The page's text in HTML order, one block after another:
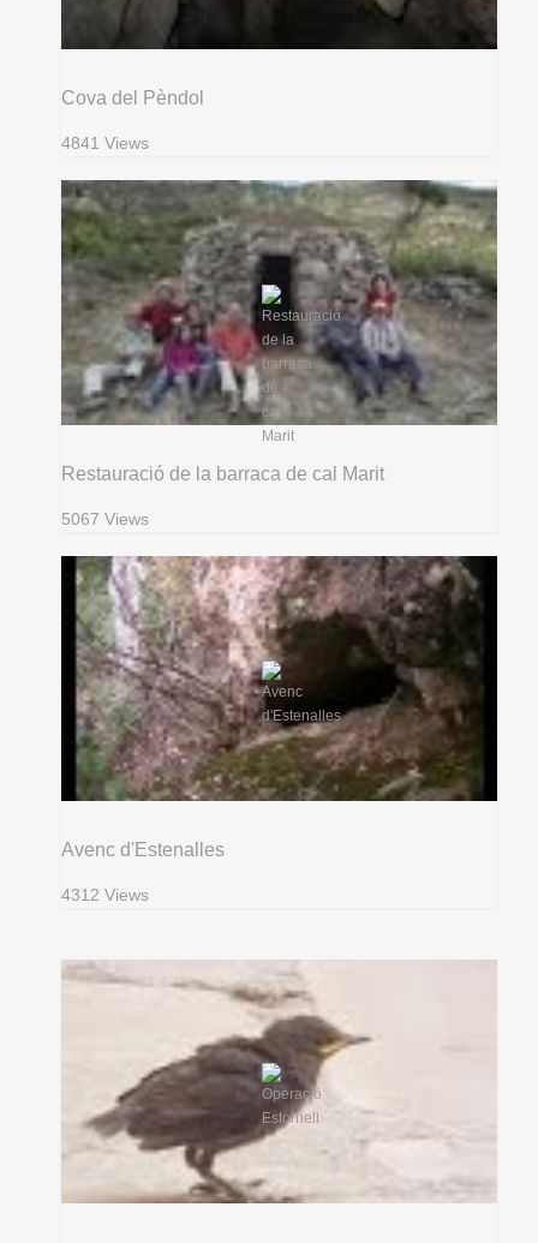
Cova del Pèndol
4841 Views
Restauració de la barraca de cal Marit
5067 Views
Avenc d'Estenalles
4312 Views